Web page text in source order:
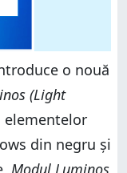
o nouă
(Light
elementelor
din negru și